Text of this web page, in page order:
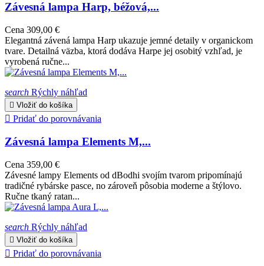
Závesná lampa Harp, béžová,...
Cena 309,00 €
Elegantná závená lampa Harp ukazuje jemné detaily v organickom
tvare. Detailná väzba, ktorá dodáva Harpe jej osobitý vzhľad, je
vyrobená ručne...
search Rýchly náhľad
 Vložiť do košíka
 Pridať do porovnávania
Závesná lampa Elements M,...
Cena 359,00 €
Závesné lampy Elements od dBodhi svojím tvarom pripomínajú
tradičné rybárske pasce, no zároveň pôsobia moderne a štýlovo.
Ručne tkaný ratan...
search Rýchly náhľad
 Vložiť do košíka
 Pridať do porovnávania